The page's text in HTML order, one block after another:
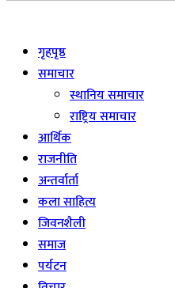
गृहपृष्ठ
समाचार
स्थानिय समाचार
राष्ट्रिय समाचार
आर्थिक
राजनीति
अन्तर्वार्ता
कला साहित्य
जिवनशैली
समाज
पर्यटन